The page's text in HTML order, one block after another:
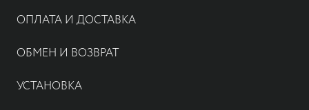
ОПЛАТА И ДОСТАВКА
ОБМЕН И ВОЗВРАТ
УСТАНОВКА